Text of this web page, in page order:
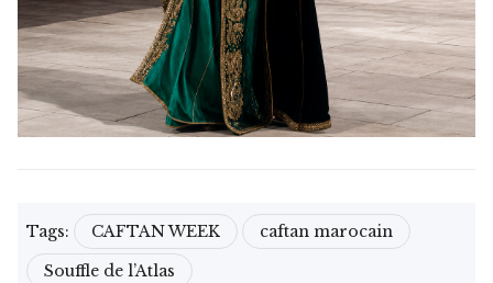
Tags: CAFTAN WEEK
caftan marocain
Souffle de l’Atlas